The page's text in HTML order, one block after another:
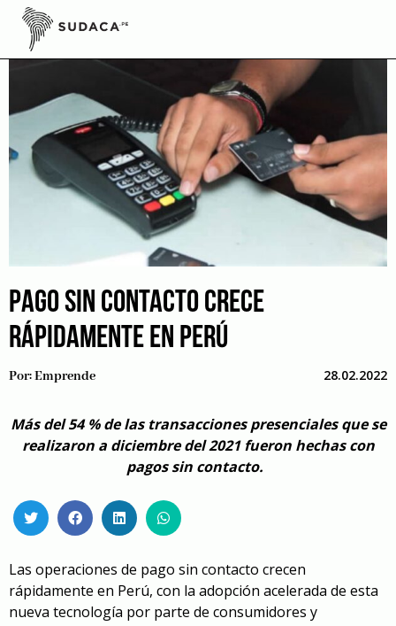
Skip
content
PAGO SIN CONTACTO CRECE
RÁPIDAMENTE EN PERÚ
Por:Emprende 28.02.2022
Más del 54 % de las transacciones presenciales que se
realizaron a diciembre del 2021 fueron hechas con
pagos sin contacto.
Las operaciones de pago sin contacto crecen
rápidamente en Perú, con la adopción acelerada de esta
nueva tecnología por parte de consumidores y